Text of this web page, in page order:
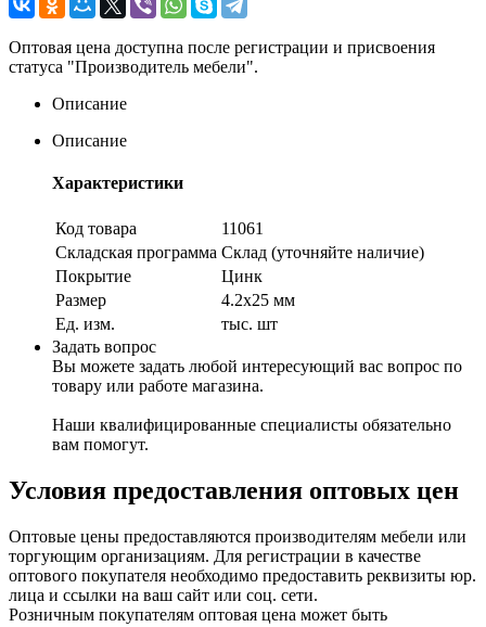
Оптовая цена доступна после регистрации и присвоения
статуса "Производитель мебели".
Описание
Описание
Характеристики
Код товара
11061
Складская программа Склад (уточняйте наличие)
Покрытие
Цинк
Размер
4.2х25 мм
Ед. изм.
тыс. шт
Задать вопрос
Вы можете задать любой интересующий вас вопрос по
товару или работе магазина.
Наши квалифицированные специалисты обязательно
вам помогут.
Условия предоставления оптовых цен
Оптовые цены предоставляются производителям мебели или
торгующим организациям. Для регистрации в качестве
оптового покупателя необходимо предоставить реквизиты юр.
лица и ссылки на ваш сайт или соц. сети.
Розничным покупателям оптовая цена может быть